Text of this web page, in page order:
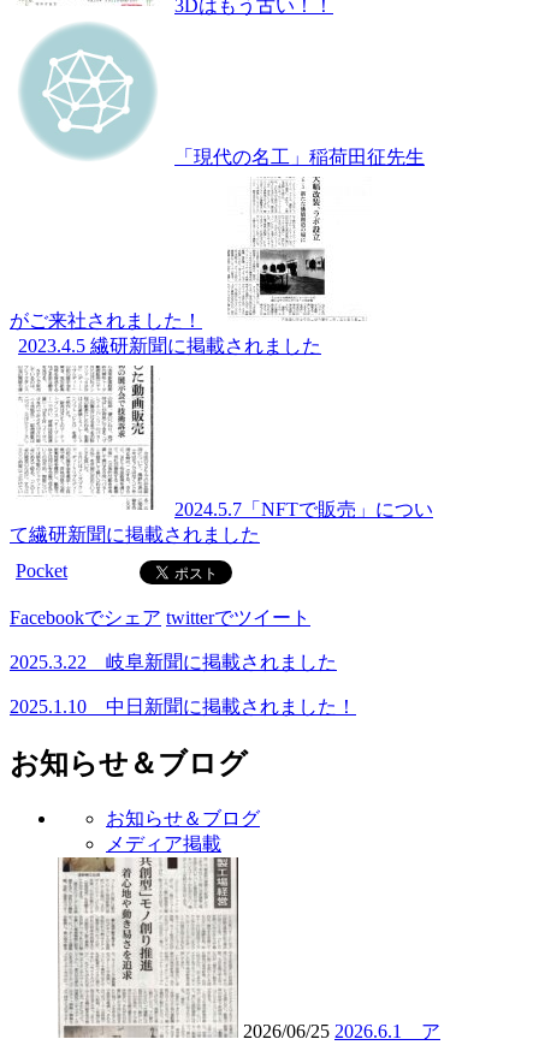
3Dはもう古い！！
「現代の名工」稲荷田征先生
がご来社されました！
2023.4.5 繊研新聞に掲載されました
2024.5.7「NFTで販売」につい
て繊研新聞に掲載されました
Pocket
Facebookでシェア twitterでツイート
2025.3.22 岐阜新聞に掲載されました
2025.1.10 中日新聞に掲載されました！
お知らせ＆ブログ
お知らせ＆ブログ
メディア掲載
2026/06/25 2026.6.1 ア